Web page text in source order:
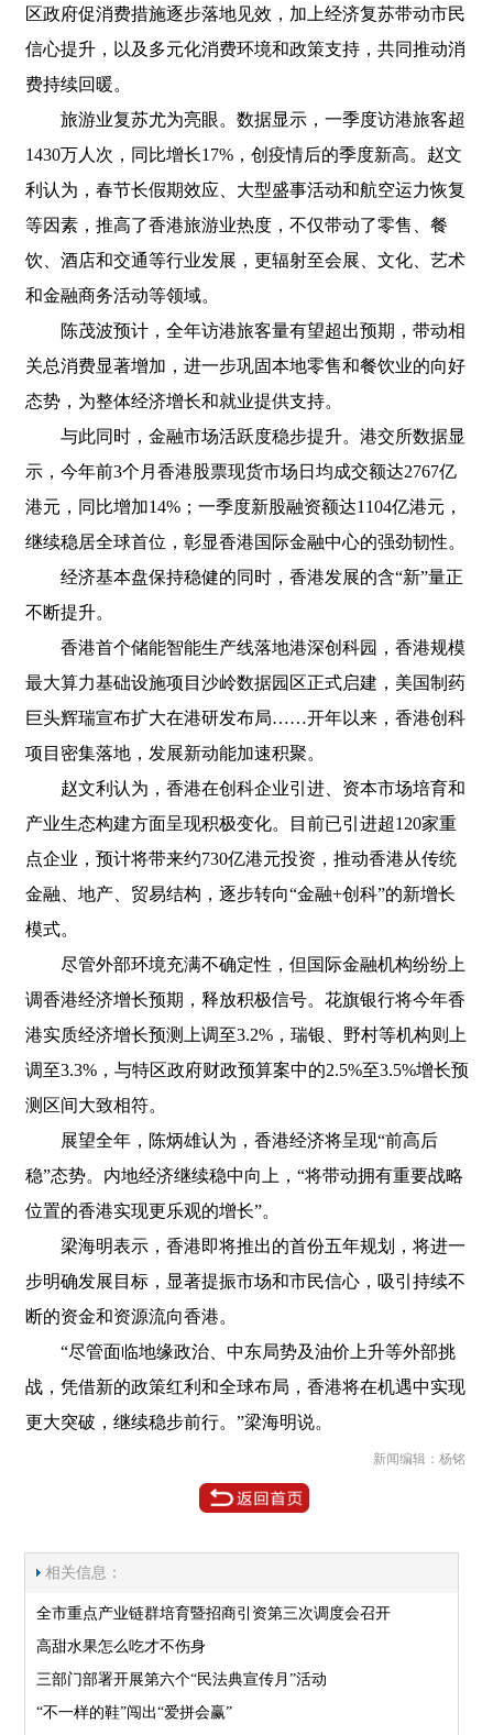
区政府促消费措施逐步落地见效，加上经济复苏带动市民
信心提升，以及多元化消费环境和政策支持，共同推动消
费持续回暖。
旅游业复苏尤为亮眼。数据显示，一季度访港旅客超
1430万人次，同比增长17%，创疫情后的季度新高。赵文
利认为，春节长假期效应、大型盛事活动和航空运力恢复
等因素，推高了香港旅游业热度，不仅带动了零售、餐
饮、酒店和交通等行业发展，更辐射至会展、文化、艺术
和金融商务活动等领域。
陈茂波预计，全年访港旅客量有望超出预期，带动相
关总消费显著增加，进一步巩固本地零售和餐饮业的向好
态势，为整体经济增长和就业提供支持。
与此同时，金融市场活跃度稳步提升。港交所数据显
示，今年前3个月香港股票现货市场日均成交额达2767亿
港元，同比增加14%；一季度新股融资额达1104亿港元，
继续稳居全球首位，彰显香港国际金融中心的强劲韧性。
经济基本盘保持稳健的同时，香港发展的含“新”量正
不断提升。
香港首个储能智能生产线落地港深创科园，香港规模
最大算力基础设施项目沙岭数据园区正式启建，美国制药
巨头辉瑞宣布扩大在港研发布局……开年以来，香港创科
项目密集落地，发展新动能加速积聚。
赵文利认为，香港在创科企业引进、资本市场培育和
产业生态构建方面呈现积极变化。目前已引进超120家重
点企业，预计将带来约730亿港元投资，推动香港从传统
金融、地产、贸易结构，逐步转向“金融+创科”的新增长
模式。
尽管外部环境充满不确定性，但国际金融机构纷纷上
调香港经济增长预期，释放积极信号。花旗银行将今年香
港实质经济增长预测上调至3.2%，瑞银、野村等机构则上
调至3.3%，与特区政府财政预算案中的2.5%至3.5%增长预
测区间大致相符。
展望全年，陈炳雄认为，香港经济将呈现“前高后
稳”态势。内地经济继续稳中向上，“将带动拥有重要战略
位置的香港实现更乐观的增长”。
梁海明表示，香港即将推出的首份五年规划，将进一
步明确发展目标，显著提振市场和市民信心，吸引持续不
断的资金和资源流向香港。
“尽管面临地缘政治、中东局势及油价上升等外部挑
战，凭借新的政策红利和全球布局，香港将在机遇中实现
更大突破，继续稳步前行。”梁海明说。
新闻编辑：杨铭
相关信息：
全市重点产业链群培育暨招商引资第三次调度会召开
高甜水果怎么吃才不伤身
三部门部署开展第六个“民法典宣传月”活动
“不一样的鞋”闯出“爱拼会赢”